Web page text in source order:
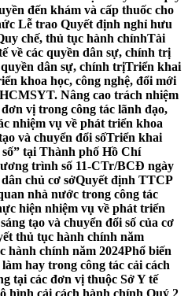
đến khám và cấp thuốc cho
Lễ trao Quyết định nghỉ hưu
chế, thủ tục hành chínhTài
về các quyền dân sự, chính trị
dân sự, chính trịTriển khai
khoa học, công nghệ, đổi mới
SYT. Nâng cao trách nhiệm
vị trong công tác lãnh đạo,
nhiệm vụ về phát triển khoa
và chuyển đổi sốTriển khai
tại Thành phố Hồ Chí
trình số 11-CTr/BCĐ ngày
chủ cơ sởQuyết định TTCP
nhà nước trong công tác
hiện nhiệm vụ về phát triển
tạo và chuyển đổi số của cơ
thủ tục hành chính năm
hành chính năm 2024Phổ biến
hay trong công tác cải cách
tại các đơn vị thuộc Sở Y tế
hình cải cách hành chính Quý 2